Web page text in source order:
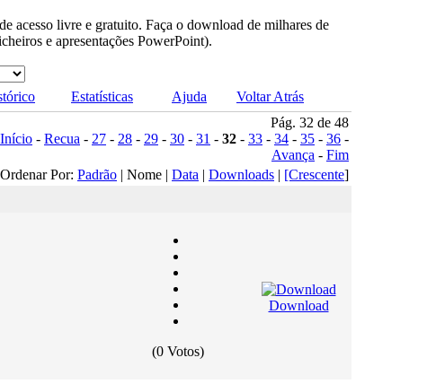
acesso livre e gratuito. Faça o download de milhares de
e apresentações PowerPoint).
Estatísticas Ajuda
Voltar Atrás
Pág. 32 de 48
Início - Recua - 27 - 28 - 29 - 30 - 31 - 32 - 33 - 34 - 35 - 36 -
Avança - Fim
Ordenar Por: Padrão | Nome | Data | Downloads | [Crescente]
(0 Votos)
Download